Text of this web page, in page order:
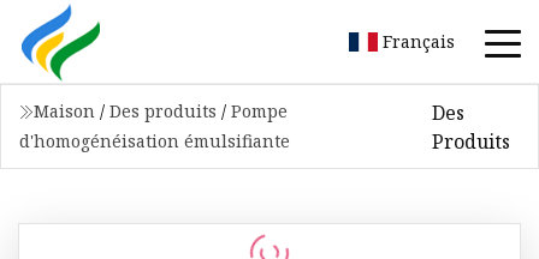
Français
Maison / Des produits / Pompe
d'homogénéisation émulsifiante
Des
Produits